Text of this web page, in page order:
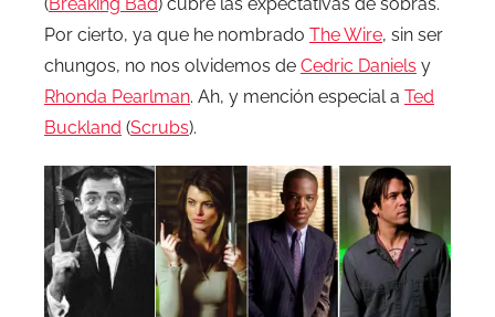
Por cierto, ya que he nombrado The Wire, sin ser
chungos, no nos olvidemos de Cedric Daniels y
Rhonda Pearlman. Ah, y mención especial a Ted
Buckland (Scrubs).